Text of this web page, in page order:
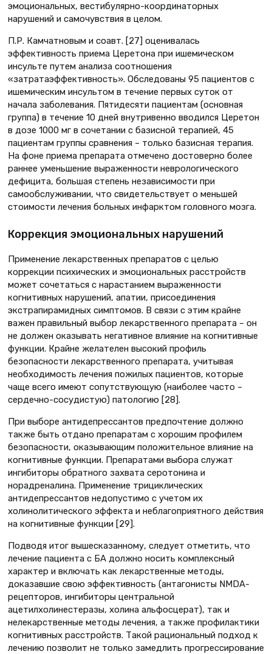
эмоциональных, вестибулярно-координаторных
нарушений и самочувствия в целом.
П.Р. Камчатновым и соавт. [27] оценивалась
эффективность приема Церетона при ишемическом
инсульте путем анализа соотношения
«затратаэффективность». Обследованы 95 пациентов с
ишемическим инсультом в течение первых суток от
начала заболевания. Пятидесяти пациентам (основная
группа) в течение 10 дней внутривенно вводился Церетон
в дозе 1000 мг в сочетании с базисной терапией, 45
пациентам группы сравнения – только базисная терапия.
На фоне приема препарата отмечено достоверно более
раннее уменьшение выраженности неврологического
дефицита, большая степень независимости при
самообслуживании, что свидетельствует о меньшей
стоимости лечения больных инфарктом головного мозга.
Коррекция эмоциональных нарушений
Применение лекарственных препаратов с целью
коррекции психических и эмоциональных расстройств
может сочетаться с нарастанием выраженности
когнитивных нарушений, апатии, присоединения
экстрапирамидных симптомов. В связи с этим крайне
важен правильный выбор лекарственного препарата – он
не должен оказывать негативное влияние на когнитивные
функции. Крайне желателен высокий профиль
безопасности лекарственного препарата, учитывая
необходимость лечения пожилых пациентов, которые
чаще всего имеют сопутствующую (наиболее часто –
сердечно-сосудистую) патологию [28].
При выборе антидепрессантов предпочтение должно
также быть отдано препаратам с хорошим профилем
безопасности, оказывающим положительное влияние на
когнитивные функции. Препаратами выбора служат
ингибиторы обратного захвата серотонина и
норадреналина. Применение трициклических
антидепрессантов недопустимо с учетом их
холинолитического эффекта и неблагоприятного действия
на когнитивные функции [29].
Подводя итог вышесказанному, следует отметить, что
лечение пациента с БА должно носить комплексный
характер и включать как лекарственные методы,
доказавшие свою эффективность (антагонисты NMDA-
рецепторов, ингибиторы центральной
ацетилхолинестеразы, холина альфосцерат), так и
нелекарственные методы лечения, а также профилактики
когнитивных расстройств. Такой рациональный подход к
лечению позволит не только замедлить прогрессирование